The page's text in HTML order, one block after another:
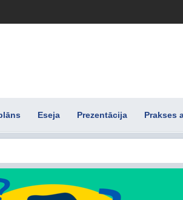
Eseja Prezentācija Prakses